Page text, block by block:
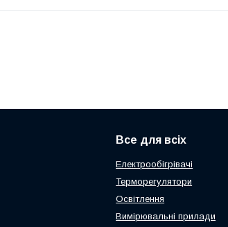
Все для всіх
Електрообігрівачі
Терморегулятори
Освітлення
Вимірювальні прилади